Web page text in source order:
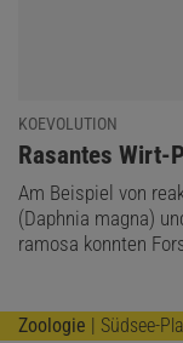
KOEVOLUTION
:
Rasantes Wirt-
Am Beispiel von
(Daphnia magna)
ramosa konnten
Zoologie | Südsee-